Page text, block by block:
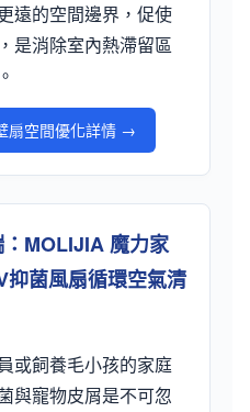
遠的空間邊界，促使
是消除室內熱滯留區
扇空間優化詳情 →
MOLIJIA 魔力家
菌風扇循環空氣清
或飼養毛小孩的家庭
與寵物皮屑是不可忽